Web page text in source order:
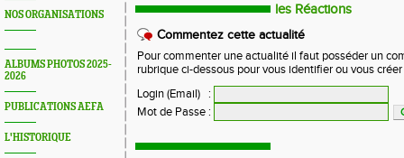
NOS ORGANISATIONS
ALBUMS PHOTOS 2025-
2026
PUBLICATIONS AEFA
L'HISTORIQUE
les Réactions
Commentez cette actualité
Pour commenter une actualité il faut posséder un
rubrique ci-dessous pour vous identifier ou vous
Login (Email)
:
Mot de Passe :